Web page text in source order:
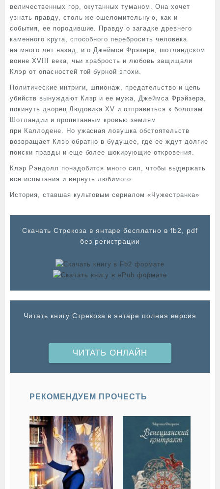
величественных гор, окутанных туманом. Она хочет
узнать правду, столь же ошеломительную, как и
события, ее породившие. Правду о загадке древнего
каменного круга, способного перебросить человека
на много лет назад, и о Джеймсе Фрэзере, шотландском
воине XVIII века, чьи храбрость и любовь защищали
Клэр от опасностей той бурной эпохи.
Политические интриги, шпионаж, предательство и цепь
убийств вынуждают Клэр и ее мужа, Джеймса Фрэйзера,
покинуть дворец Людовика XV и отправиться к болотам
Шотландии и пропитанным кровью землям
при Каллодене. Но ужасная ловушка обстоятельств
возвращает Клэр обратно в будущее, где ее ждут долгие
поиски правды и еще более шокирующие откровения.
Клэр Рэндолл понадобится много сил, чтобы выдержать
все испытания и вернуть любимого.
История, ставшая культовым сериалом «Чужестранка»
Cкачать Стрекоза в янтаре бесплатно в fb2, pdf
без регистрации
Читать книгу Стрекоза в янтаре полная версия
ЧИТАТЬ ОНЛАЙН
РЕКОМЕНДУЕМ ПРОЧЕСТЬ